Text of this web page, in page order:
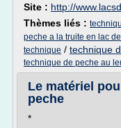
Site : http://
Thèmes liés :
peche a la truite en lac
technique / technique
technique de peche au
Le matériel
peche
*